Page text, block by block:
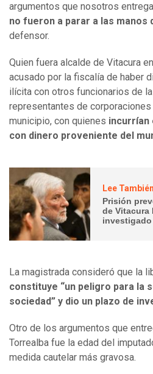
argumentos que nosotros
no fueron a parar a las manos
defensor.
Quien fuera alcalde de Vitacura
acusado por la fiscalía de haber
ilícita con otros funcionarios de
representantes de corporaciones
municipio, con quienes incurrían
con dinero proveniente del
Lee
Prisión
de Vitacura
La magistrada consideró que la
constituye “un peligro para la
sociedad” y dio un plazo de
Otro de los argumentos que
Torrealba fue la edad del
medida cautelar más gravosa.